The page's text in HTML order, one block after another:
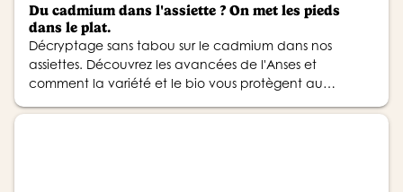
Du cadmium dans l'assiette ? On met les pieds
dans le plat.
Décryptage sans tabou sur le cadmium dans nos
assiettes. Découvrez les avancées de l'Anses et
comment la variété et le bio vous protègent au